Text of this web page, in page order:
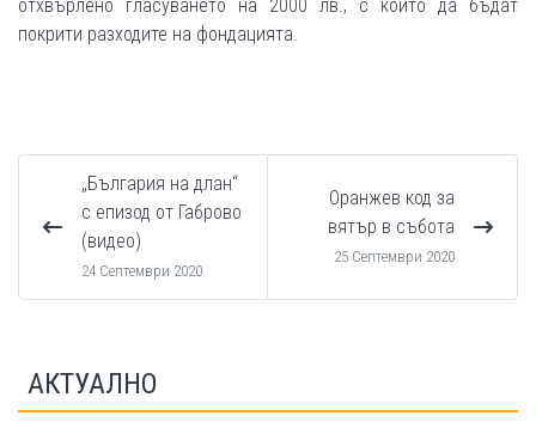
отхвърлено гласуването на 2000 лв., с които да бъдат
покрити разходите на фондацията.
„България на длан“
с епизод от Габрово
(видео)
24 Септември 2020
Оранжев код за
вятър в събота
25 Септември 2020
АКТУАЛНО